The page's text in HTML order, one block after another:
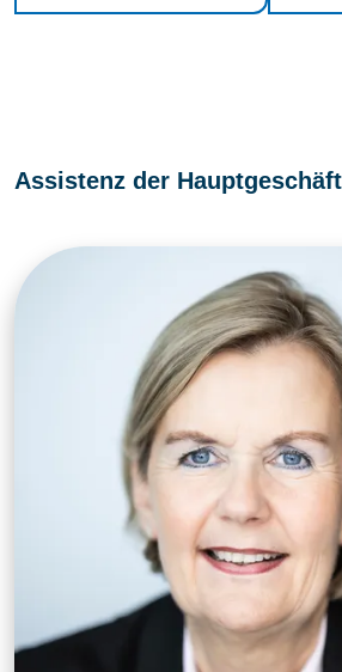
Assistenz der